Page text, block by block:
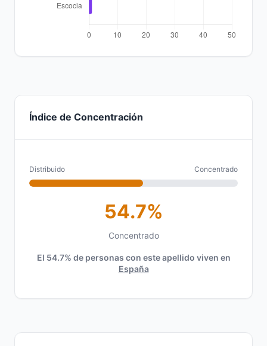
Índice de Concentración
Distribuido Concentrado
54.7%
Concentrado
El 54.7% de personas con este apellido viven en
España